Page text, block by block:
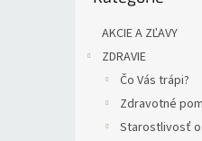
AKCIE A ZĽAVY
ZDRAVIE
Čo Vás trápi?
Zdravotné
Starostlivosť